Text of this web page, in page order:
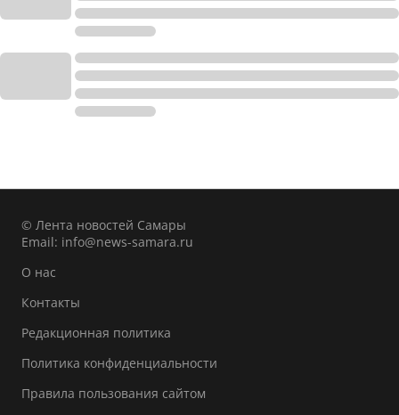
© Лента новостей Самары
Email: info@news-samara.ru
О нас
Контакты
Редакционная политика
Политика конфиденциальности
Правила пользования сайтом